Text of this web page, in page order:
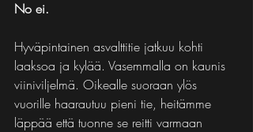
No ei.
Hyväpintainen asvalttitie jatkuu kohti
laaksoa ja kylää. Vasemmalla on kaunis
viiniviljelmä. Oikealle suoraan ylös
vuorille haarautuu pieni tie, heitämme
läppää että tuonne se reitti varmaan